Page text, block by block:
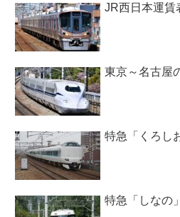
JR西日本運賃
東京～名古屋
特急「くろし
特急「しなの